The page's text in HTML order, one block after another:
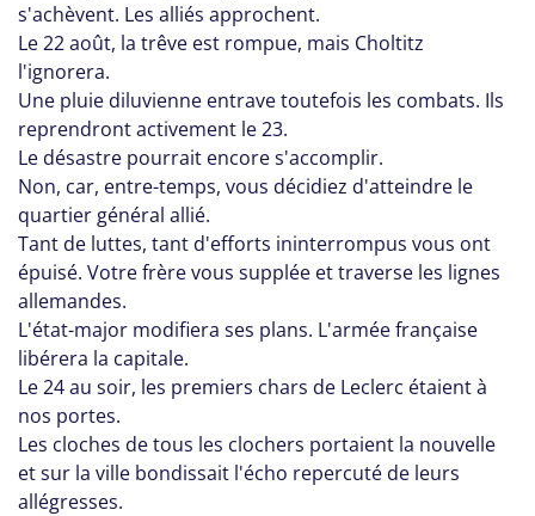
s'achèvent. Les alliés approchent.
Le 22 août, la trêve est rompue, mais Choltitz
l'ignorera.
Une pluie diluvienne entrave toutefois les combats. Ils
reprendront activement le 23.
Le désastre pourrait encore s'accomplir.
Non, car, entre-temps, vous décidiez d'atteindre le
quartier général allié.
Tant de luttes, tant d'efforts ininterrompus vous ont
épuisé. Votre frère vous supplée et traverse les lignes
allemandes.
L'état-major modifiera ses plans. L'armée française
libérera la capitale.
Le 24 au soir, les premiers chars de Leclerc étaient à
nos portes.
Les cloches de tous les clochers portaient la nouvelle
et sur la ville bondissait l'écho repercuté de leurs
allégresses.